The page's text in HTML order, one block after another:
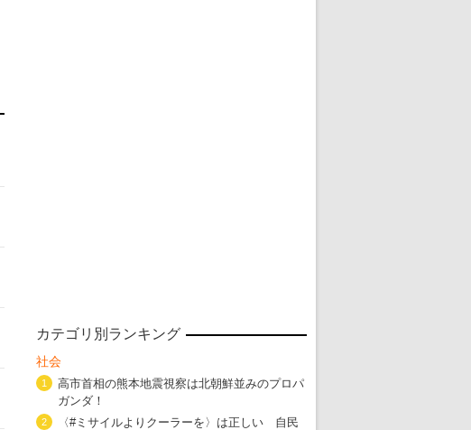
カテゴリ別ランキング
社会
1
高市首相の熊本地震視察は北朝鮮並みのプロパ
ガンダ！
2
〈#ミサイルよりクーラーを〉は正しい 自民